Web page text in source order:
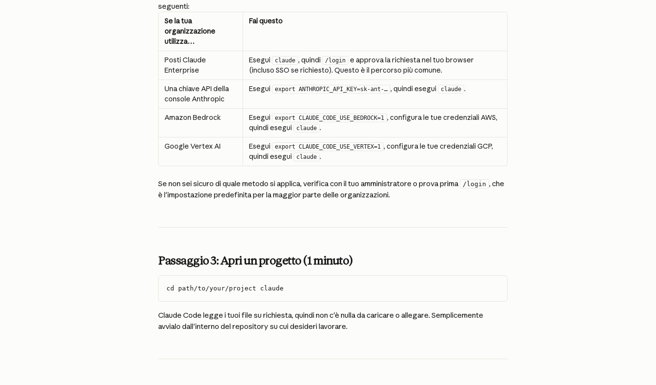
seguenti:
Se la tua
organizzazione
utilizza…
Fai questo
Posti Claude
Enterprise
Esegui claude , quindi /login
e approva la richiesta nel tuo browser
(incluso SSO se richiesto). Questo è il percorso più comune.
Una chiave API della
console Anthropic
Esegui export ANTHROPIC_API_KEY=sk-ant-… , quindi esegui claude .
Amazon Bedrock Esegui export CLAUDE_CODE_USE_BEDROCK=1 , configura le tue credenziali AWS,
quindi esegui
claude .
Google Vertex AI Esegui export CLAUDE_CODE_USE_VERTEX=1 , configura le tue credenziali GCP,
quindi esegui
claude .
Se non sei sicuro di quale metodo si applica, verifica con il tuo amministratore o prova prima /login , che
è l'impostazione predefinita per la maggior parte delle organizzazioni.
Passaggio 3: Apri un progetto (1 minuto)
cd path/to/your/project claude
Claude Code legge i tuoi file su richiesta, quindi non c'è nulla da caricare o allegare. Semplicemente
avvialo dall'interno del repository su cui desideri lavorare.